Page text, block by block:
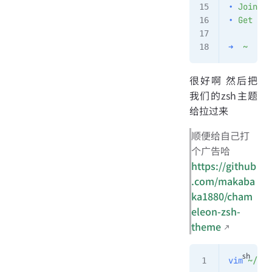
• Join
•
Get
➜
  ~
很好啊 然后把
我们的zsh主题
给拉过来
顺便给自己打
个广告哈
https://github
.com/makaba
ka1880/cham
eleon-zsh-
theme
vim ~/.oh-